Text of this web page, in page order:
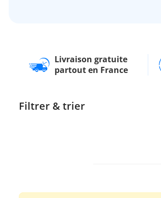
Livraison gratuite
partout en France
Filtrer & trier